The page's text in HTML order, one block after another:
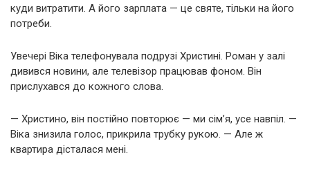
куди витратити. А його зарплата — це святе, тільки на його
потреби.
Увечері Віка телефонувала подрузі Христині. Роман у залі
дивився новини, але телевізор працював фоном. Він
прислухався до кожного слова.
— Христино, він постійно повторює — ми сім’я, усе навпіл. —
Віка знизила голос, прикрила трубку рукою. — Але ж
квартира дісталася мені.